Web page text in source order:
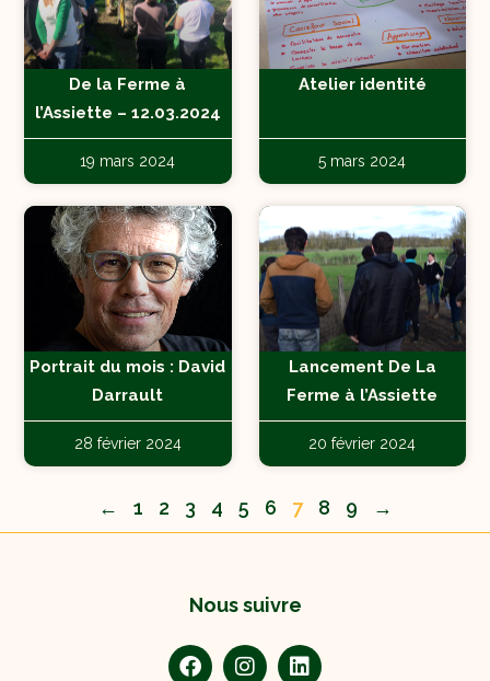
De la Ferme à
l’Assiette – 12.03.2024
19 mars 2024
Atelier identité
5 mars 2024
Portrait du mois : David
Darrault
28 février 2024
Lancement De La
Ferme à l’Assiette
20 février 2024
← 1 2 3 4 5 6 7 8 9 →
Nous suivre